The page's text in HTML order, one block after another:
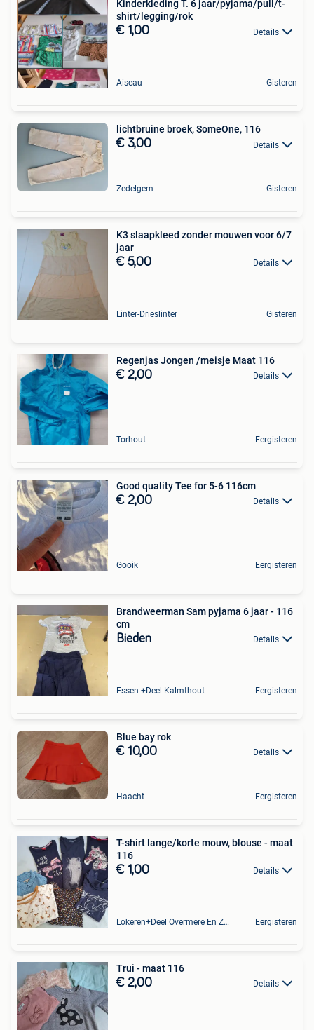
Kinderkleding T. 6 jaar/pyjama/pull/t-
shirt/legging/rok
€ 1,00 Details
Aiseau Gisteren
lichtbruine broek, SomeOne, 116
€ 3,00 Details
Zedelgem Gisteren
K3 slaapkleed zonder mouwen voor 6/7
jaar
€ 5,00 Details
Linter-Drieslinter Gisteren
Regenjas Jongen /meisje Maat 116
€ 2,00 Details
Torhout Eergisteren
Good quality Tee for 5-6 116cm
€ 2,00 Details
Gooik Eergisteren
Brandweerman Sam pyjama 6 jaar - 116
cm
Bieden Details
Essen +Deel Kalmthout Eergisteren
Blue bay rok
€ 10,00 Details
Haacht Eergisteren
T-shirt lange/korte mouw, blouse - maat
116
€ 1,00 Details
Lokeren+Deel Overmere En Zele Eergisteren
Trui - maat 116
€ 2,00 Details